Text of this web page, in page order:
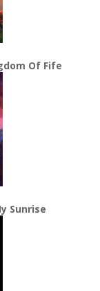
Of Fife
Sunrise